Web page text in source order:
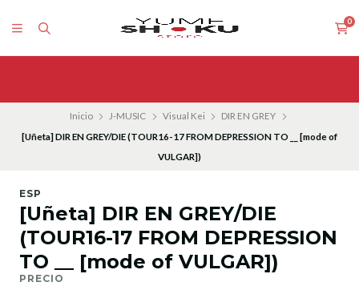
0
Inicio J-MUSIC Visual Kei
DIR EN GREY
[Uñeta] DIR EN GREY/DIE (TOUR16-17 FROM DEPRESSION TO __ [mode of
VULGAR])
ESP
[Uñeta] DIR EN GREY/DIE
(TOUR16-17 FROM DEPRESSION
TO __ [mode of VULGAR])
PRECIO